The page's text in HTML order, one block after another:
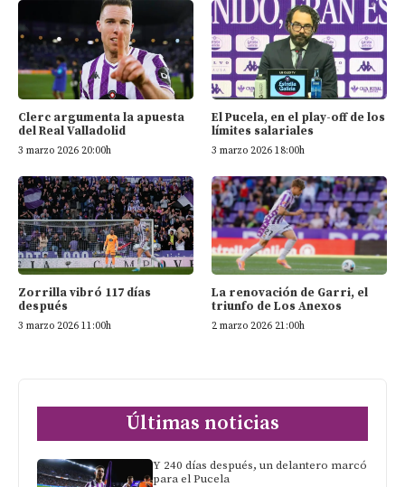
Clerc argumenta la apuesta
del Real Valladolid
3 marzo 2026 20:00h
El Pucela, en el play-off de los
límites salariales
3 marzo 2026 18:00h
Zorrilla vibró 117 días
después
3 marzo 2026 11:00h
La renovación de Garri, el
triunfo de Los Anexos
2 marzo 2026 21:00h
Últimas noticias
Y 240 días después, un delantero marcó
para el Pucela